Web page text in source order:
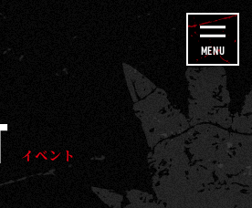
MENU
イベント